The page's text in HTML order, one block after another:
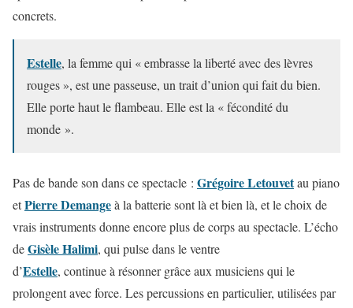
concrets.
Estelle, la femme qui « embrasse la liberté avec des lèvres
rouges », est une passeuse, un trait d’union qui fait du bien.
Elle porte haut le flambeau. Elle est la « fécondité du
monde ».
Pas de bande son dans ce spectacle : Grégoire Letouvetau piano
etPierre Demangeà la batterie sont là et bien là, et le choix de
vrais instruments donne encore plus de corps au spectacle. L’écho
deGisèle Halimi, qui pulse dans le ventre
d’Estelle, continue à résonner grâce aux musiciens qui le
prolongent avec force. Les percussions en particulier, utilisées par